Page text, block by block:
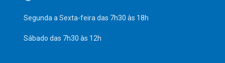
Segunda a Sexta-feira das 7h30 às 18h
Sábado das 7h30 às 12h